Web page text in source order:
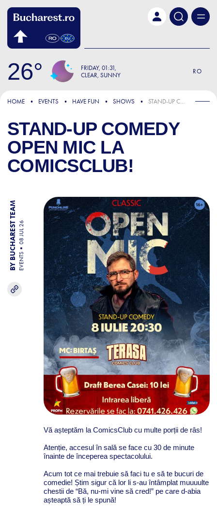
26 FRIDAY 01:31
CLEAR, SUNNY
RO
HOME EVENTS HAVE FUN SHOWS STAND-UP COMEDY OPEN MIC LA COMICSCLUB!
STAND-UP COMEDY
OPEN MIC LA
COMICSCLUB!
BY BUCHAREST TEAM EVENTS
08 JUL 26
Vă așteptăm la ComicsClub cu multe porții de râs!
Atenție, accesul în sală se face cu 30 de minute
înainte de începerea spectacolului.
Acum tot ce mai trebuie să faci tu e să te bucuri de
comedie! Știm sigur că lor li s-au întâmplat muuuulte
chestii de “Bă, nu-mi vine să cred!” pe care d-abia
așteaptă să ți le spună!